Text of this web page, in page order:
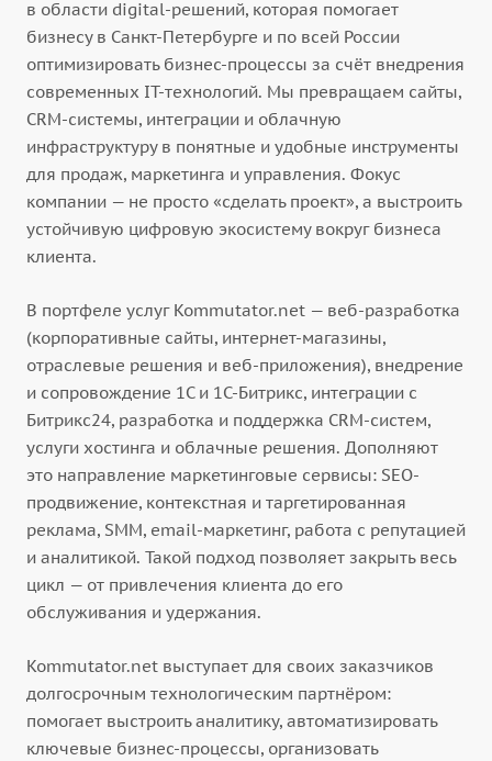
в области digital-решений, которая помогает
бизнесу в Санкт-Петербурге и по всей России
оптимизировать бизнес-процессы за счёт внедрения
современных IT-технологий. Мы превращаем сайты,
CRM-системы, интеграции и облачную
инфраструктуру в понятные и удобные инструменты
для продаж, маркетинга и управления. Фокус
компании — не просто «сделать проект», а выстроить
устойчивую цифровую экосистему вокруг бизнеса
клиента.
В портфеле услуг Kommutator.net — веб-разработка
(корпоративные сайты, интернет-магазины,
отраслевые решения и веб-приложения), внедрение
и сопровождение 1С и 1С-Битрикс, интеграции с
Битрикс24, разработка и поддержка CRM-систем,
услуги хостинга и облачные решения. Дополняют
это направление маркетинговые сервисы: SEO-
продвижение, контекстная и таргетированная
реклама, SMM, email-маркетинг, работа с репутацией
и аналитикой. Такой подход позволяет закрыть весь
цикл — от привлечения клиента до его
обслуживания и удержания.
Kommutator.net выступает для своих заказчиков
долгосрочным технологическим партнёром:
помогает выстроить аналитику, автоматизировать
ключевые бизнес-процессы, организовать